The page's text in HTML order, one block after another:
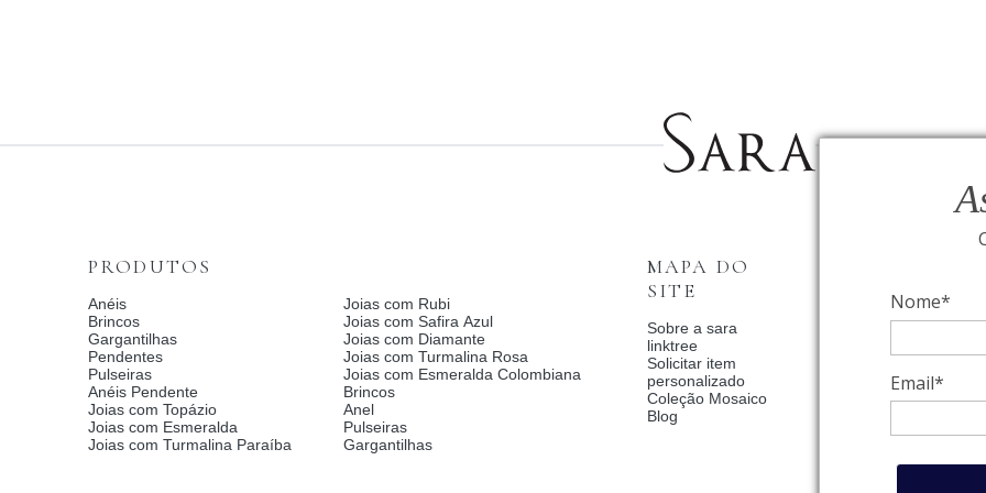
Nome*
Email*
Fale Conosco
Relógios BVLGARI
Condições de
Catalogo Dia Dos
Meus pedidos
MAPA DO
SITE
Sobre a sara
linktree
Solicitar item
personalizado
Blog
Coleção Mosaico
PRODUTOS
Anéis
Brincos
Gargantilhas
Pendentes
Pulseiras
Anéis Pendente
Joias com Topázio
Joias com Esmeralda
Joias com Turmalina Paraíba
Joias com Rubi
Joias com Safira Azul
Joias com Diamante
Joias com Turmalina Rosa
Joias com Esmeralda Colombiana
Brincos
Anel
Pulseiras
Gargantilhas